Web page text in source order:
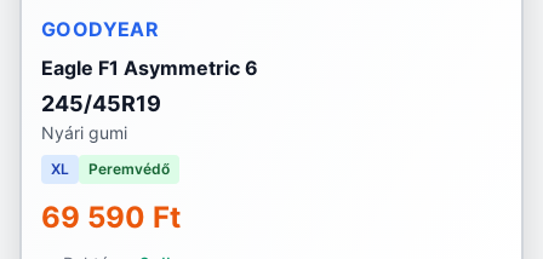
GOODYEAR
Eagle F1 Asymmetric 6
245/45R19
Nyári gumi
XL Peremvédő
69 590 Ft